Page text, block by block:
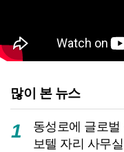
많이 본 뉴스
1
동성로에 글로벌
보텔 자리 사무